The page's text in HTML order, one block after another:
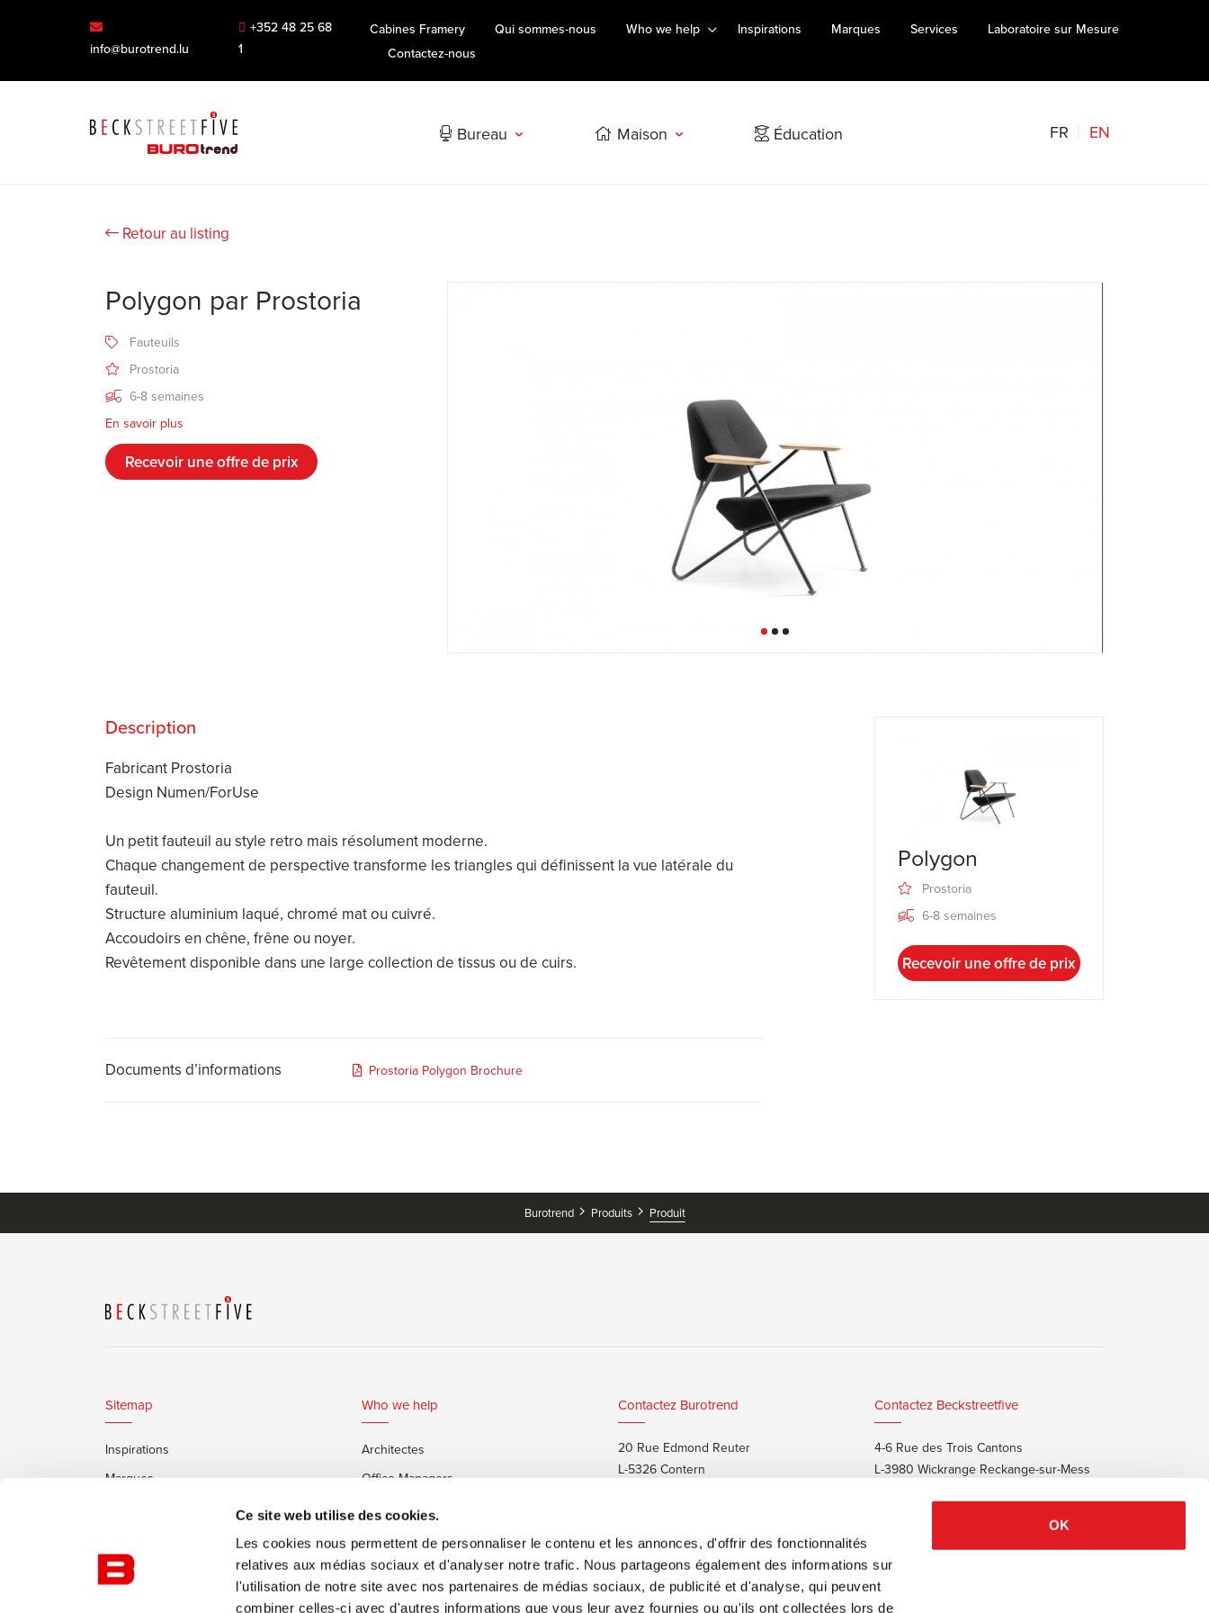
Ce site web utilise des cookies.
Les cookies nous permettent de personnaliser le contenu et les annonces, d'offrir des fonctionnalités
relatives aux médias sociaux et d'analyser notre trafic. Nous partageons également des informations sur
l'utilisation de notre site avec nos partenaires de médias sociaux, de publicité et d'analyse, qui peuvent
combiner celles-ci avec d'autres informations que vous leur avez fournies ou qu'ils ont collectées lors de
OK
info@burotrend.lu
+352 48 25 68
1
Cabines Framery Qui sommes-nous Who we help Inspirations Marques Services
Laboratoire sur Mesure
Contactez-nous
Bureau Maison Éducation FR EN
Retour au listing
Polygon par Prostoria
Fauteuils
Prostoria
6-8 semaines
En savoir plus
Recevoir une offre de prix
Description
Fabricant Prostoria
Design Numen/ForUse
Un petit fauteuil au style retro mais résolument moderne.
Chaque changement de perspective transforme les triangles qui définissent la vue latérale du
fauteuil.
Structure aluminium laqué, chromé mat ou cuivré.
Accoudoirs en chêne, frêne ou noyer.
Revêtement disponible dans une large collection de tissus ou de cuirs.
Documents d’informations Prostoria Polygon Brochure
Polygon
Prostoria
6-8 semaines
Recevoir une offre de prix
Burotrend Produits Produit
Sitemap
Inspirations
Marques
Cabines Insonorisées Framery
Who we help
Architectes
Office Managers
Clients privés
Contactez Burotrend
20 Rue Edmond Reuter
L-5326 Contern
Contactez Beckstreetfive
4-6 Rue des Trois Cantons
L-3980 Wickrange Reckange-sur-Mess
+352 48 25 68 55